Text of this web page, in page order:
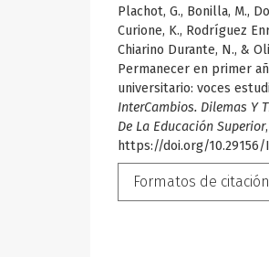
Plachot, G., Bonilla, M.,
Curione, K., Rodríguez
Chiarino Durante, N., &
Permanecer en primer
universitario: voces
InterCambios. Dilemas Y
De La Educación Superior,
https://doi.org/10.29156/
Formatos de citación